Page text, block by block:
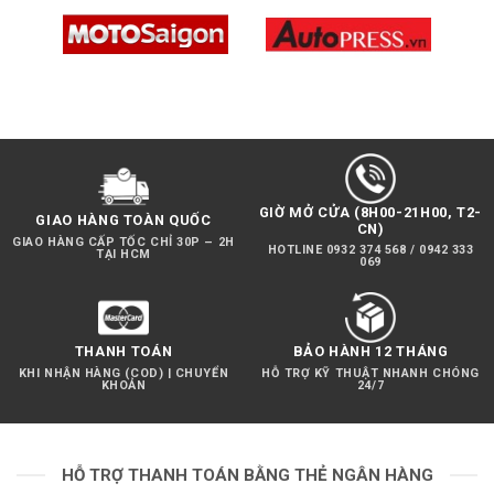
được trang bị chân gắn chuẩn 3/8 inch, tương thích
với boom pole hoặc tripod.
GIAO HÀNG TOÀN QUỐC
GIAO HÀNG CẤP TỐC CHỈ 30P – 2H
TẠI HCM
GIỜ MỞ CỬA (8H00-21H00, T2-
CN)
HOTLINE 0932 374 568 / 0942 333
069
THANH TOÁN
KHI NHẬN HÀNG (COD) | CHUYỂN
KHOẢN
BẢO HÀNH 12 THÁNG
HỖ TRỢ KỸ THUẬT NHANH CHÓNG
24/7
HỖ TRỢ THANH TOÁN BẰNG THẺ NGÂN HÀNG